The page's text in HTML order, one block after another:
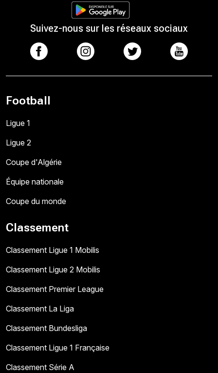
Suivez-nous sur les réseaux sociaux
Football
Ligue 1
Ligue 2
Coupe d'Algérie
Équipe nationale
Coupe du monde
Classement
Classement Ligue 1 Mobilis
Classement Ligue 2 Mobilis
Classement Premier League
Classement La Liga
Classement Bundesliga
Classement Ligue 1 Française
Classement Série A